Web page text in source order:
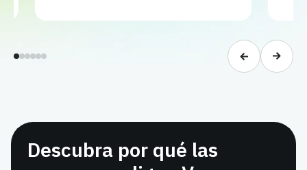
Descubra por qué las